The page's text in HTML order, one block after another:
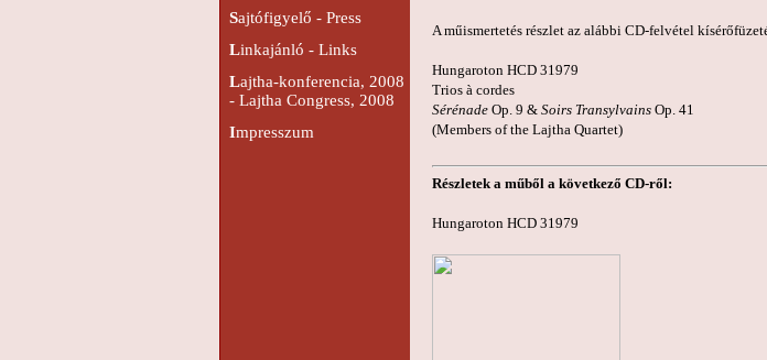
Sajtófigyelő - Press
Linkajánló - Links
Lajtha-konferencia, 2008
- Lajtha Congress, 2008
Impresszum
A műismertetés részlet az alábbi CD-felvétel
Hungaroton HCD 31979
Trios à cordes
SérénadeOp. 9 & Soirs TransylvainsOp. 41
(Members of the Lajtha Quartet)
Részletek a műből a következő CD-ről:
Hungaroton HCD 31979